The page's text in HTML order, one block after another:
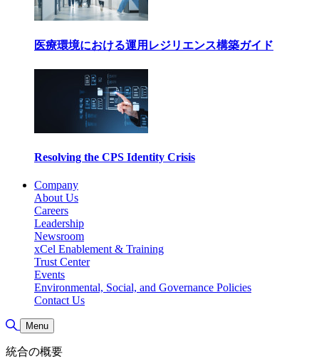
医療環境における運用レジリエンス構築ガイド
Resolving the CPS Identity Crisis
Company
About Us
Careers
Leadership
Newsroom
xCel Enablement & Training
Trust Center
Events
Environmental, Social, and Governance Policies
Contact Us
Toggle Search
Menu
統合の概要